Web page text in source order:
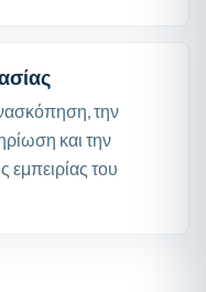
την
και την
του